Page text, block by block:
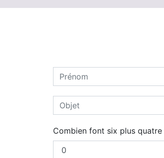
Combien font six plus quatre